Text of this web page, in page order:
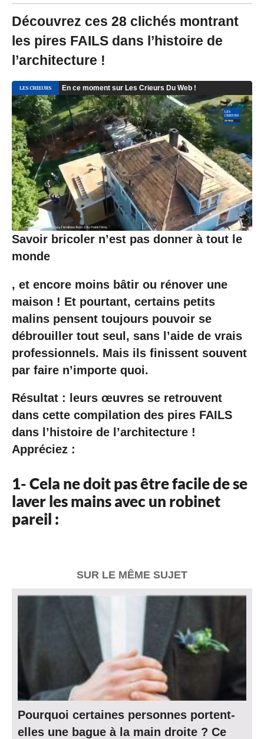
-
M
i
s
u
r
l
e
1
4
/
0
6
/
2
0
2
0
à
4
9
Découvrez ces 28 clichés montrant
les pires FAILS dans l’histoire de
l’architecture !
Savoir bricoler n’est pas donner à tout le
monde
, et encore moins bâtir ou rénover une
maison ! Et pourtant, certains petits
malins pensent toujours pouvoir se
débrouiller tout seul, sans l’aide de vrais
professionnels. Mais ils finissent souvent
par faire n’importe quoi.
Résultat : leurs œuvres se retrouvent
dans cette compilation des pires FAILS
dans l’histoire de l’architecture !
Appréciez :
1- Cela ne doit pas être facile de se
laver les mains avec un robinet
pareil :
SUR LE MÊME SUJET
Pourquoi certaines personnes portent-
elles une bague à la main droite ? Ce